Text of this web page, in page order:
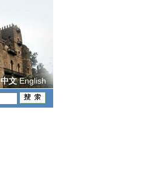
中文 English